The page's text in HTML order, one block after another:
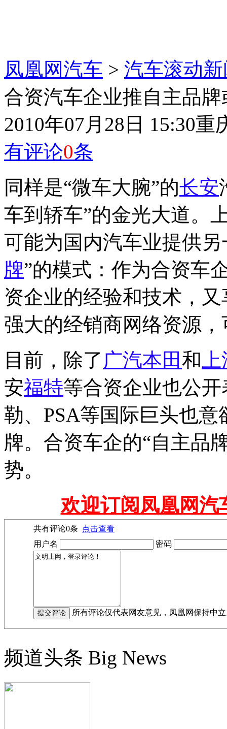
凤凰网汽车 > 汽车滚动
合资汽车企业推自主品
2010年07月28日 15:30重
有评论0条
同样是“微车大腕”的长安
车到轿车”的金光大道。
可能为国内汽车业提供
牌”的模式：作为合资车
资企业的经验和技术，
强大的经销商网络资源
目前，除了 广汽本田 和
安福特等合资企业也公
勒、PSA等国际巨头也
牌。合资车企的“自主品
势。
欢迎订阅凤凰网汽
共有评论0条
点击查看
用户名
密码
所有评论仅代表网友意见，凤凰网保持中
频道头条 Big News